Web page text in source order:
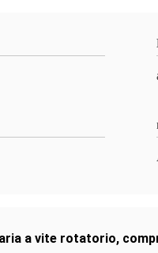
a vite rotatorio,